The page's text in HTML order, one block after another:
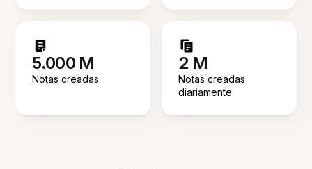
5.000 M
Notas creadas
2 M
Notas creadas
diariamente